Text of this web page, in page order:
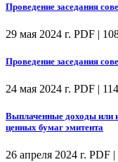
Проведение заседания
29 мая 2024 г. PDF |
Проведение заседания
24 мая 2024 г. PDF |
Выплаченные доходы или
ценных бумаг эмитента
26 апреля 2024 г. PDF